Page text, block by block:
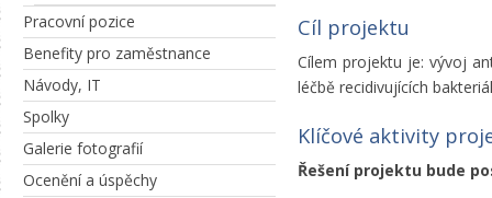
Pracovní pozice
Benefity pro zaměstnance
Návody, IT
Spolky
Galerie fotografií
Ocenění a úspěchy
Cíl projektu
Cílem projektu je: vývoj
léčbě recidivujících
Klíčové aktivity
Řešení projektu bude